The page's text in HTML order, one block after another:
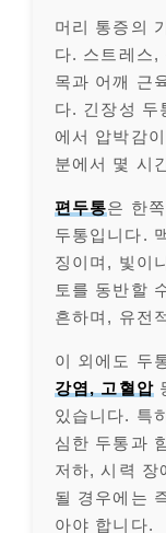
머리 통증의
다. 스트레스,
목과 어깨 근
다. 긴장성 두
에서 압박감
분에서 몇 시
편두통은 한
두통입니다.
징이며, 빛이
토를 동반할
흔하며, 유전
이 외에도 두
강염, 고혈압
있습니다. 특
심한 두통과
저하, 시력 장
될 경우에는
아야 합니다.